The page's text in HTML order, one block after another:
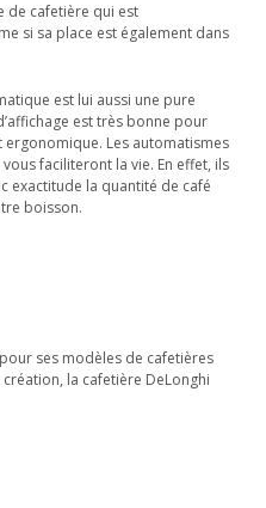
de cafetière qui est
si sa place est également dans
est lui aussi une pure
est très bonne pour
ergonomique. Les automatismes
faciliteront la vie. En effet, ils
exactitude la quantité de café
boisson.
ses modèles de cafetières
la cafetière DeLonghi